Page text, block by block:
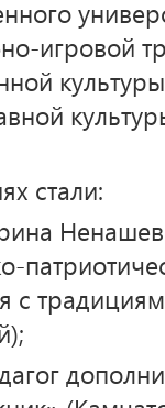
игровой
стали:
с